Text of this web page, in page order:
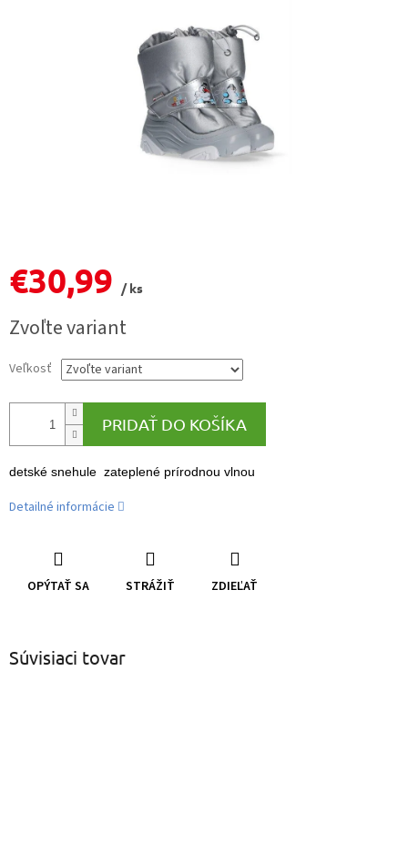
€30,99
/ ks
cena:
Zvoľte variant
Veľkosť
PRIDAŤ DO KOŠÍKA
detské snehule zateplené prírodnou vlnou
Detailné informácie
OPÝTAŤ SA STRÁŽIŤ ZDIEĽAŤ
Súvisiaci tovar